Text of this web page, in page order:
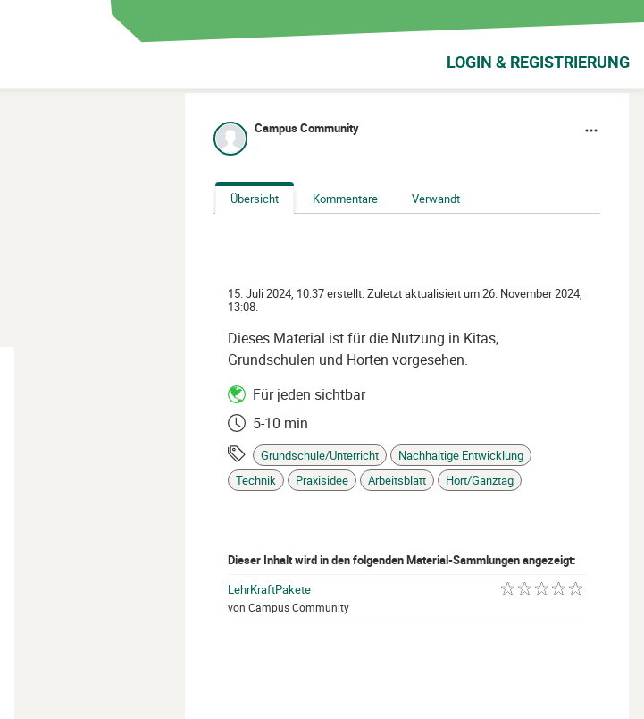
LOGIN & REGISTRIERUNG
Campus Community
Übersicht Kommentare Verwandt
15. Juli 2024, 10:37 erstellt. Zuletzt aktualisiert um 26. November 2024,
13:08.
Dieses Material ist für die Nutzung in Kitas,
Grundschulen und Horten vorgesehen.
Für jeden sichtbar
Zeit 5-10 min
Tags
Grundschule/Unterricht
Nachhaltige Entwicklung
Technik
Praxisidee Arbeitsblatt Hort/Ganztag
Dieser Inhalt wird in den folgenden Material-Sammlungen angezeigt:
LehrKraftPakete
mit 0 von 5 Sternen
von Campus Community